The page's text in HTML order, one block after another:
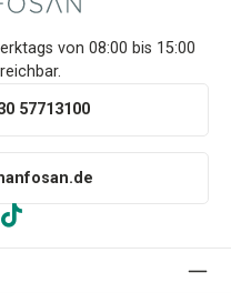
von 08:00 bis 15:00
57713100